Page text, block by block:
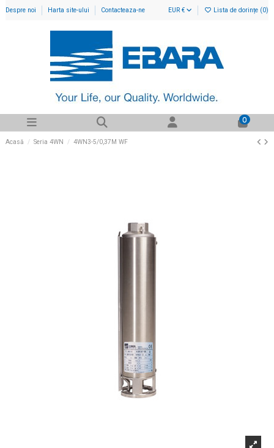
Despre noi Harta site-ului Contacteaza-ne EUR € Lista de dorințe (0)
0
Acasă Seria 4WN 4WN3-5/0,37M WF